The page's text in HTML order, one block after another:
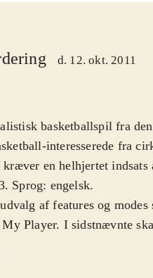
d. 12. okt. 2011
basketballspil fra
interesserede fra
en helhjertet
Sprog: engelsk.
af features og
Player. I sidstnævnte
meget andet. I NBA's